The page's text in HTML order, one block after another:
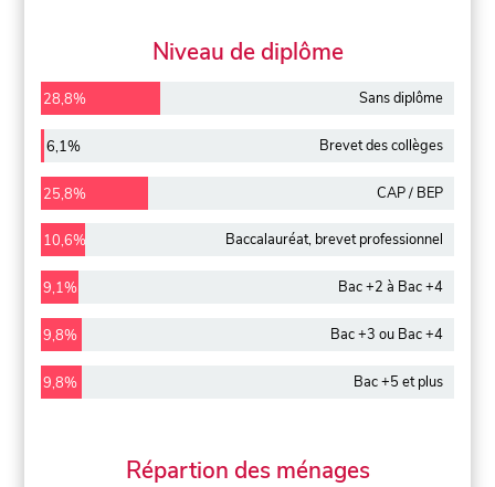
Niveau de diplôme
28,8% Sans diplôme
6,1% Brevet des collèges
25,8% CAP / BEP
10,6% Baccalauréat, brevet professionnel
9,1% Bac +2 à Bac +4
9,8% Bac +3 ou Bac +4
9,8% Bac +5 et plus
Répartion des ménages